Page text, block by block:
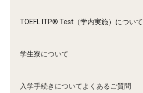
TOEFL ITP® Test（学内実施）について
学生寮について
入学手続きについてよくあるご質問